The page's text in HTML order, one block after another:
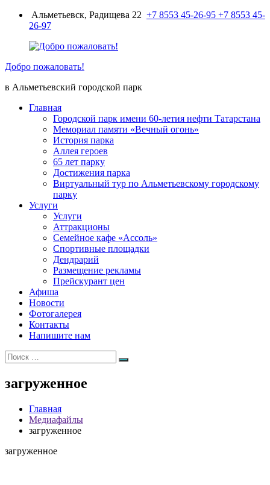
ПерейтиАльметьевск, Радищева 22 +7 8553 45-26-95 +7 8553 45-
26-97
Добро пожаловать!
в Альметьевский городской парк
Главная
Городской парк имени 60-летия нефти Татарстана
Мемориал памяти «Вечный огонь»
История парка
Аллея героев
65 лет парку
Достижения парка
Виртуальный тур по Альметьевскому городскому
парку
Услуги
Услуги
Аттракционы
Семейное кафе «Ассоль»
Спортивные площадки
Дендрарий
Размещение рекламы
Прейскурант цен
Афиша
Новости
Фотогалерея
Контакты
Напишите нам
Искать:
Поиск
загруженное
Главная
Медиафайлы
загруженное
загруженное